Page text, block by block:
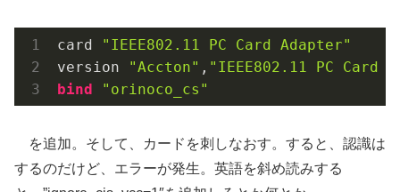
card
"IEEE802.11 PC Card Adapter"
version
"Accton" , "IEEE802.11 PC Card
bind
"orinoco_cs"
を追加。そして、カードを刺しなおす。すると、認識は
するのだけど、エラーが発生。英語を斜め読みする